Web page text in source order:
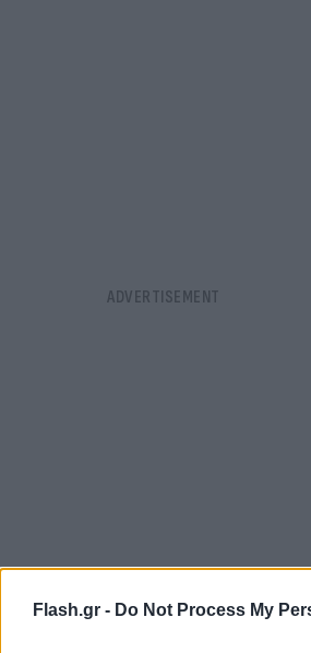
Flash.gr - Do Not Process My